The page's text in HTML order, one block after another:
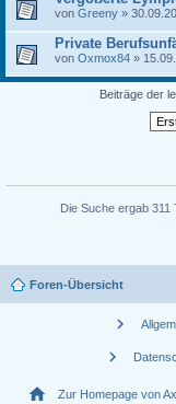
von Greeny »
Private
von Oxmox84 »
Beiträge der
Die Suche ergab 311
Foren-Übersicht
chevron_right
chevron_right
home Zur Homepage von